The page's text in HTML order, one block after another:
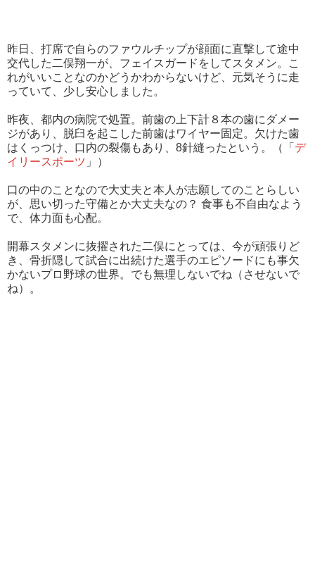
昨日、打席で自らのファウルチップが顔面に直撃して途中
交代した二俣翔一が、フェイスガードをしてスタメン。こ
れがいいことなのかどうかわからないけど、元気そうに走
っていて、少し安心しました。
昨夜、都内の病院で処置。前歯の上下計８本の歯にダメー
ジがあり、脱臼を起こした前歯はワイヤー固定。欠けた歯
はくっつけ、 口内の裂傷もあり、8針縫ったという。（「 デ
イリースポーツ 」）
口の中のことなので大丈夫と本人が志願してのことらしい
が、思い切った守備とか大丈夫なの？ 食事も不自由なよう
で、体力面も心配。
開幕スタメンに抜擢された二俣にとっては、今が頑張りど
き、骨折隠して試合に出続けた選手のエピソードにも事欠
かないプロ野球の世界。でも無理しないでね（させないで
ね）。